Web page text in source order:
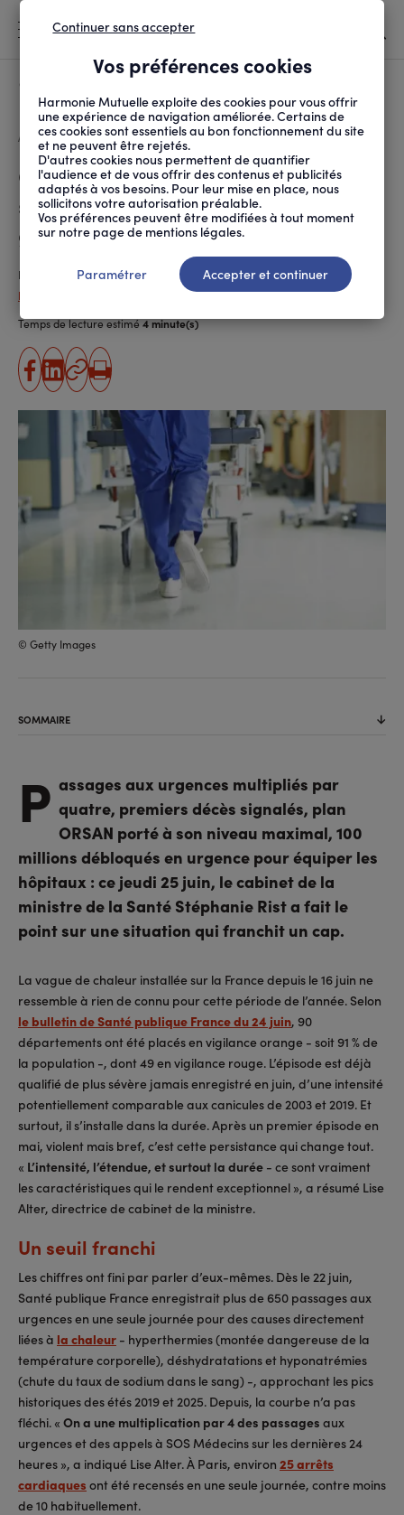
D'ARIANE
ACCUEIL SANTÉ ET SOINS MALADIES ET TRAITEMENTS CANICULE HISTORIQUE ...
Canicule historique : le
système de santé passe en
gestion de crise
Publié le 25.06.2026
Peggy Cardin-Changizi
Temps de lecture estimé4 minute(s)
partager
sur
facebook
partager
sur
linkedin
Copier
l'URL
Imprimer
© Getty Images
SOMMAIRE
P assages aux urgences multipliés par
quatre, premiers décès signalés, plan
ORSAN porté à son niveau maximal, 100
millions débloqués en urgence pour équiper les
hôpitaux : ce jeudi 25 juin, le cabinet de la
ministre de la Santé Stéphanie Rist a fait le
point sur une situation qui franchit un cap.
La vague de chaleur installée sur la France depuis le 16 juin ne
ressemble à rien de connu pour cette période de l’année. Selon
le bulletin de Santé publique France du 24 juin, 90
départements ont été placés en vigilance orange - soit 91 % de
la population -, dont 49 en vigilance rouge. L’épisode est déjà
qualifié de plus sévère jamais enregistré en juin, d’une intensité
potentiellement comparable aux canicules de 2003 et 2019. Et
surtout, il s’installe dans la durée. Après un premier épisode en
mai, violent mais bref, c’est cette persistance qui change tout.
« L’intensité, l’étendue, et surtout la durée - ce sont vraiment
les caractéristiques qui le rendent exceptionnel », a résumé Lise
Alter, directrice de cabinet de la ministre.
Un seuil franchi
Les chiffres ont fini par parler d’eux-mêmes. Dès le 22 juin,
Santé publique France enregistrait plus de 650 passages aux
urgences en une seule journée pour des causes directement
liées à la chaleur - hyperthermies (montée dangereuse de la
température corporelle), déshydratations et hyponatrémies
(chute du taux de sodium dans le sang) -, approchant les pics
historiques des étés 2019 et 2025. Depuis, la courbe n’a pas
fléchi. « On a une multiplication par 4 des passages aux
urgences et des appels à SOS Médecins sur les dernières 24
heures », a indiqué Lise Alter. À Paris, environ 25 arrêts
cardiaques ont été recensés en une seule journée, contre moins
de 10 habituellement.
Vos préférences cookies
Harmonie Mutuelle exploite des cookies pour vous offrir
une expérience de navigation améliorée. Certains de
ces cookies sont essentiels au bon fonctionnement du site
et ne peuvent être rejetés.
D'autres cookies nous permettent de quantifier
l'audience et de vous offrir des contenus et publicités
adaptés à vos besoins. Pour leur mise en place, nous
sollicitons votre autorisation préalable.
Vos préférences peuvent être modifiées à tout moment
sur notre page de mentions légales.
Continuer sans accepter
Paramétrer Accepter et continuer